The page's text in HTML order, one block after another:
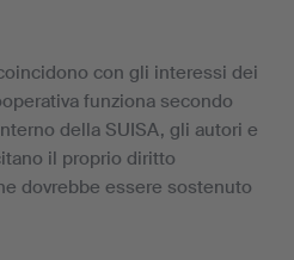
con gli interessi dei
funziona secondo
della SUISA, gli autori e
il proprio diritto
dovrebbe essere sostenuto